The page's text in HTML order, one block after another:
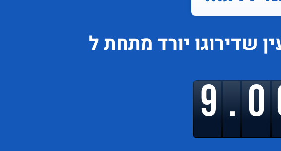
שדירוגו יורד מתחת ל